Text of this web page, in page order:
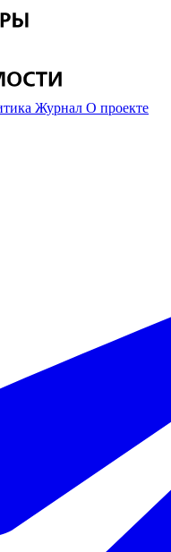
Журнал О проекте